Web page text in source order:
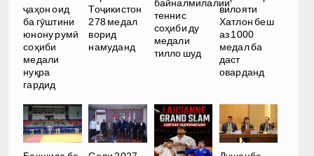
ҷаҳон оид
ба гӯштини
юнону румӣ
соҳиби
медали
нуқра
гардид
Тоҷикистон
278 медал
ворид
намуданд
байналмилалии
теннис
соҳиби ду
медали
тилло шуд
вилояти
Хатлон беш
аз 1000
медал ба
даст
оварданд